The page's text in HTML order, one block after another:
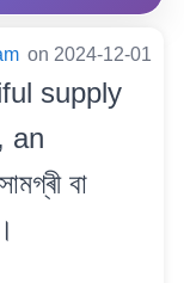
on 2024-12-01
supply
an
বা